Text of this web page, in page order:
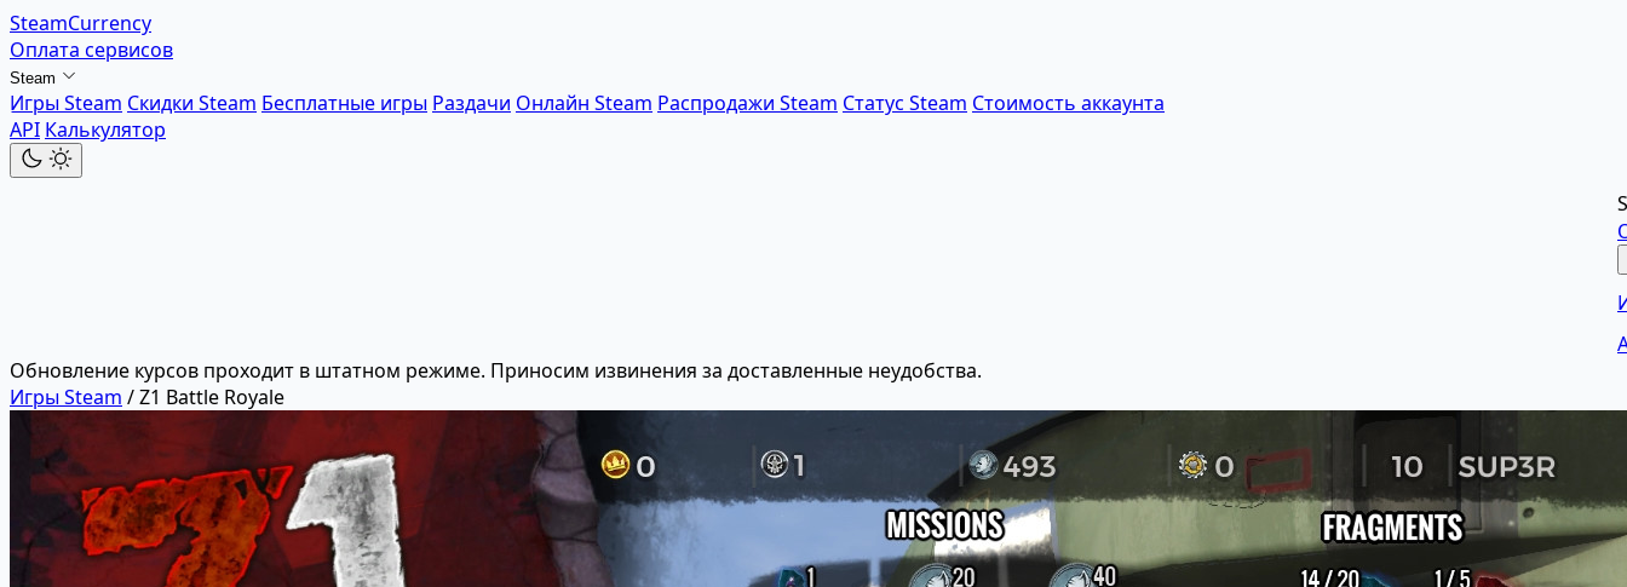
SteamCurrency
Оплата сервисов
Steam
Игры Steam Скидки Steam Бесплатные игры Раздачи Онлайн Steam Распродажи Steam Статус Steam Стоимость аккаунта
API Калькулятор
Обновление курсов проходит в штатном режиме. Приносим извинения за доставленные неудобства.
Игры Steam /Z1 Battle Royale